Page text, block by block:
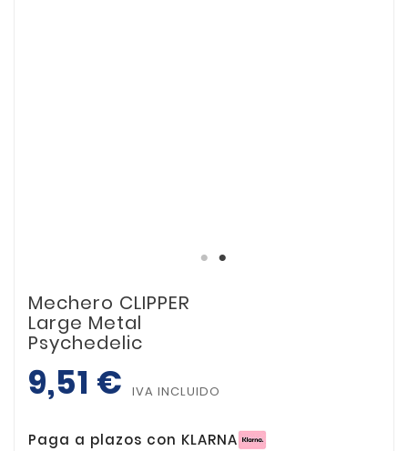
Mechero CLIPPER
Large Metal
Psychedelic
9,51 € IVA INCLUIDO
Paga a plazos con KLARNA